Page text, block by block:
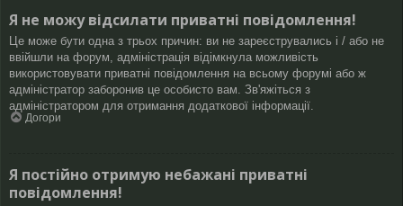
Я не можу відсилати приватні повідомлення!
Це може бути одна з трьох причин: ви не зареєструвались і / або не
ввійшли на форум, адміністрація відімкнула можливість
використовувати приватні повідомлення на всьому форумі або ж
адміністратор заборонив це особисто вам. Зв'яжіться з
адміністратором для отримання додаткової інформації.
Догори
Я постійно отримую небажані приватні
повідомлення!